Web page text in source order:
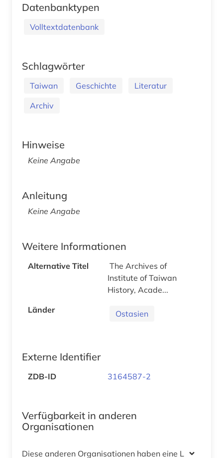
Datenbanktypen
Volltextdatenbank
Schlagwörter
Taiwan Geschichte
Literatur
Archiv
Hinweise
Keine Angabe
Anleitung
Keine Angabe
Weitere Informationen
Alternative Titel
The Archives of
Institute of Taiwan
History, Acade...
Länder
Ostasien
Externe Identifier
ZDB-ID 3164587-2
Verfügbarkeit in anderen
Organisationen
Diese anderen Organisationen haben eine Lizenz